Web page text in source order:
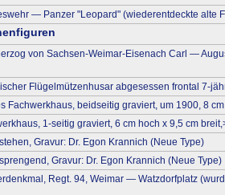
— Panzer "Leopard" (wiederentdeckte alte
von Sachsen-Weimar-Eisenach Carl —
Flügelmützenhusar abgesessen frontal 7-
Fachwerkhaus, beidseitig graviert, um 1900, 8
1-seitig graviert, 6 cm hoch x 9,5 cm
Gravur: Dr. Egon Krannich (Neue Type)
Gravur: Dr. Egon Krannich (Neue Type)
Regt. 94, Weimar — Watzdorfplatz